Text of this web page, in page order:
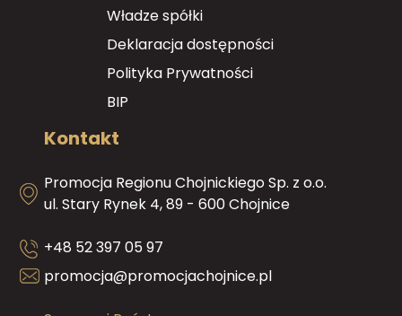
Władze spółki
Deklaracja dostępności
Polityka Prywatności
BIP
Kontakt
Promocja Regionu Chojnickiego Sp. z o.o.
ul. Stary Rynek 4, 89 - 600 Chojnice
+48 52 397 05 97
promocja@promocjachojnice.pl